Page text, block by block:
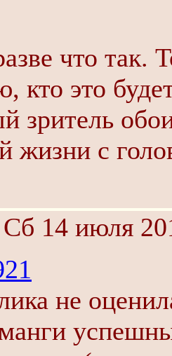
что так.
кто это
зритель
жизни с
Сб 14 июля
не